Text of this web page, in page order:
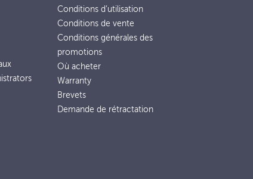
Conditions d’utilisation
Conditions de vente
Conditions générales des
promotions
Où acheter
Warranty
Brevets
Demande de rétractation